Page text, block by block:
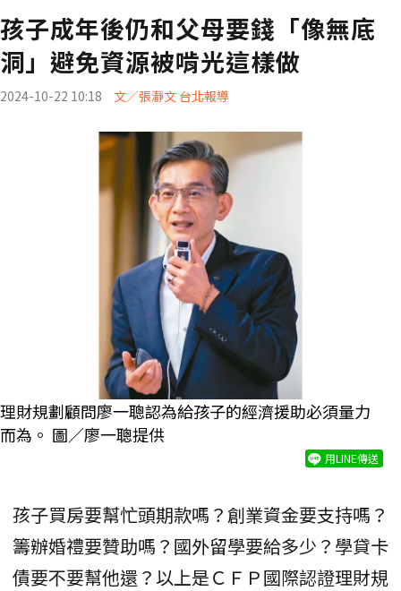
孩子成年後仍和父母要錢「像無底
洞」避免資源被啃光這樣做
2024-10-22 10:18 文／張瀞文 台北報導
理財規劃顧問廖一聰認為給孩子的經濟援助必須量力
而為。 圖／廖一聰提供
用LINE傳送
孩子買房要幫忙頭期款嗎？創業資金要支持嗎？
籌辦婚禮要贊助嗎？國外留學要給多少？學貸卡
債要不要幫他還？以上是ＣＦＰ國際認證理財規